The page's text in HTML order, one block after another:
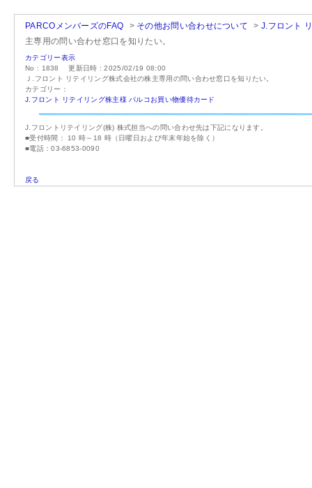
PARCOメンバーズのFAQ > その他お問い合わせについて > J.フロント
主専用の問い合わせ窓口を知りたい。
カテゴリー表示
No : 1838
更新日時 : 2025/02/19 08:00
Ｊ.フロント リテイリング株式会社の株主専用の問い合わせ窓口を知りたい。
カテゴリー：
J.フロント リテイリング株主様 パルコお買い物優待カード
J.フロントリテイリング(株) 株式担当への問い合わせ先は下記になります。
■受付時間： 10 時～18 時（日曜日および年末年始を除く）
■電話：03-6853-0090
戻る